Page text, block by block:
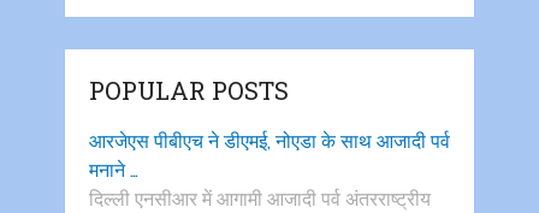
POPULAR POSTS
आरजेएस पीबीएच ने डीएमई, नोएडा के साथ आजादी पर्व
मनाने …
दिल्ली एनसीआर में आगामी आजादी पर्व अंतरराष्ट्रीय